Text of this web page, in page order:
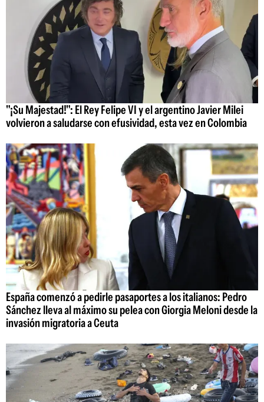
"¡Su Majestad!": El Rey Felipe VI y el argentino Javier Milei
volvieron a saludarse con efusividad, esta vez en Colombia
España comenzó a pedirle pasaportes a los italianos: Pedro
Sánchez lleva al máximo su pelea con Giorgia Meloni desde la
invasión migratoria a Ceuta